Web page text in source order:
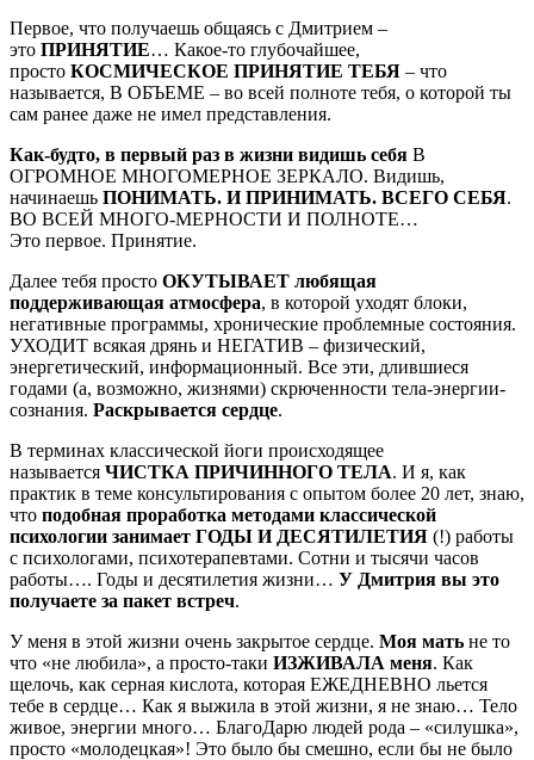
Первое, что получаешь общаясь с Дмитрием –
это ПРИНЯТИЕ… Какое-то глубочайшее,
просто КОСМИЧЕСКОЕ ПРИНЯТИЕ ТЕБЯ – что
называется, В ОБЪЕМЕ – во всей полноте тебя, о которой ты
сам ранее даже не имел представления.
Как-будто, в первый раз в жизни видишь себя В
ОГРОМНОЕ МНОГОМЕРНОЕ ЗЕРКАЛО. Видишь,
начинаешь ПОНИМАТЬ. И ПРИНИМАТЬ. ВСЕГО СЕБЯ.
ВО ВСЕЙ МНОГО-МЕРНОСТИ И ПОЛНОТЕ…
Это первое. Принятие.
Далее тебя просто ОКУТЫВАЕТ любящая
поддерживающая атмосфера, в которой уходят блоки,
негативные программы, хронические проблемные состояния.
УХОДИТ всякая дрянь и НЕГАТИВ – физический,
энергетический, информационный. Все эти, длившиеся
годами (а, возможно, жизнями) скрюченности тела-энергии-
сознания. Раскрывается сердце.
В терминах классической йоги происходящее
называется ЧИСТКА ПРИЧИННОГО ТЕЛА. И я, как
практик в теме консультирования с опытом более 20 лет, знаю,
что подобная проработка методами классической
психологии занимает ГОДЫ И ДЕСЯТИЛЕТИЯ (!) работы
с психологами, психотерапевтами. Сотни и тысячи часов
работы…. Годы и десятилетия жизни… У Дмитрия вы это
получаете за пакет встреч.
У меня в этой жизни очень закрытое сердце. Моя мать не то
что «не любила», а просто-таки ИЗЖИВАЛА меня. Как
щелочь, как серная кислота, которая ЕЖЕДНЕВНО льется
тебе в сердце… Как я выжила в этой жизни, я не знаю… Тело
живое, энергии много… БлагоДарю людей рода – «силушка»,
просто «молодецкая»! Это было бы смешно, если бы не было